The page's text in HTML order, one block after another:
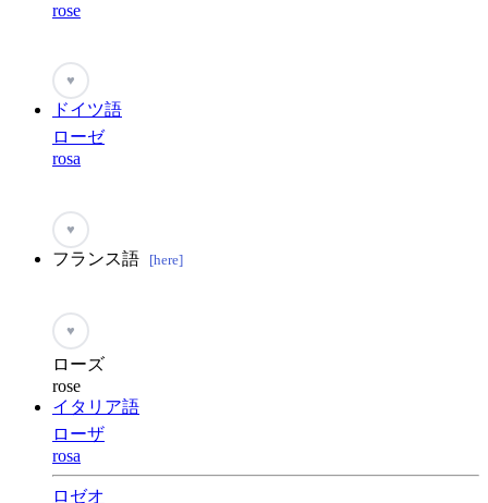
rose
♥
ドイツ語
ローゼ
rosa
♥
フランス語 [here]
♥
ローズ
rose
イタリア語
ローザ
rosa
ロゼオ